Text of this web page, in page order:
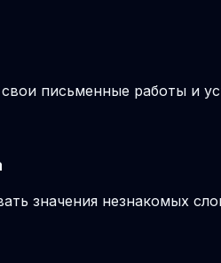
свои письменные работы
значения незнакомых